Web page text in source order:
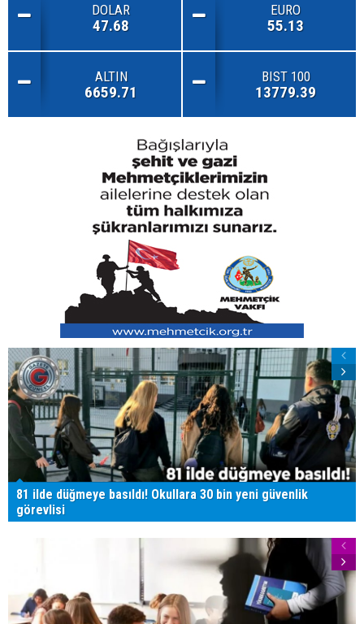
DOLAR
47.68
EURO
55.13
ALTIN
6659.71
BIST 100
13779.39
81 ilde düğmeye basıldı! Okullara 30 bin yeni güvenlik
görevlisi